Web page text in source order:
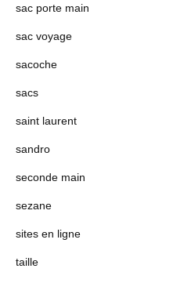
sac porte main
sac voyage
sacoche
sacs
saint laurent
sandro
seconde main
sezane
sites en ligne
taille